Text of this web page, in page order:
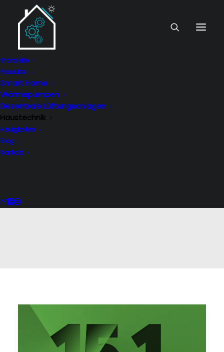
Startseite
Produkte
Smart Home
Wärmepumpen
Dezentrale Lüftungsanlagen
Haustechnik
Neuigkeiten
Blog
Kontakt